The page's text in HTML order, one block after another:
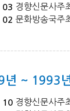
03 경향신문사주
02 문화방송국주
년 ~ 1993
10 경향신문사주